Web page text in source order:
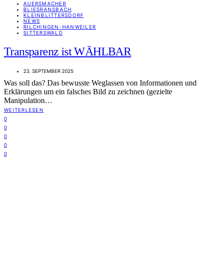
AUERSMACHER
BLIESRANSBACH
KLEINBLITTERSDORF
NEWS
RILCHINGEN-HANWEILER
SITTERSWALD
Transparenz ist WÄHLBAR
23. SEPTEMBER 2025
Was soll das? Das bewusste Weglassen von Informationen und
Erklärungen um ein falsches Bild zu zeichnen (gezielte
Manipulation…
WEITERLESEN
0
0
0
0
0